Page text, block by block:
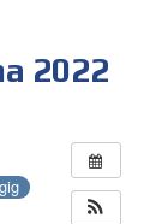
2022